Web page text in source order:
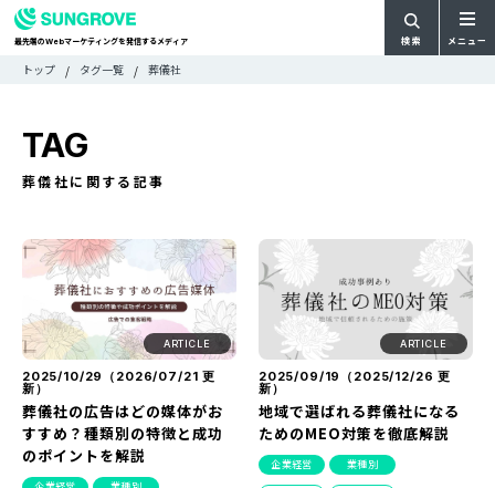
最先端のWebマーケティングを発信するメディア 検索 メニュー
ー
CATEGORY
カテゴリで探す
TAG
ライターで探す
FEATURE
特集
MOVIE
動画
DOCUMENT
お役立ち資料
お問い合わせ
広告掲載に関するお問い合わせ
検
検
トップ タグ一覧 葬儀社
TAG
葬儀社に関する記事
ARTICLE
2025/10/29（ 2026/07/21 更
新）
葬儀社の広告はどの媒体がお
すすめ？種類別の特徴と成功
のポイントを解説
ARTICLE
2025/09/19（ 2025/12/26 更
新）
地域で選ばれる葬儀社になる
ためのMEO対策を徹底解説
企業経営 業種別